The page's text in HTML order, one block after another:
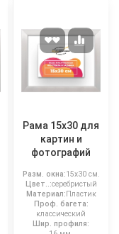
Рама 15x30 для
картин и
фотографий
Разм. окна:15x30 см.
Цвет..:серебристый
Материал:Пластик
Проф. багета:
классический
Шир. профиля: